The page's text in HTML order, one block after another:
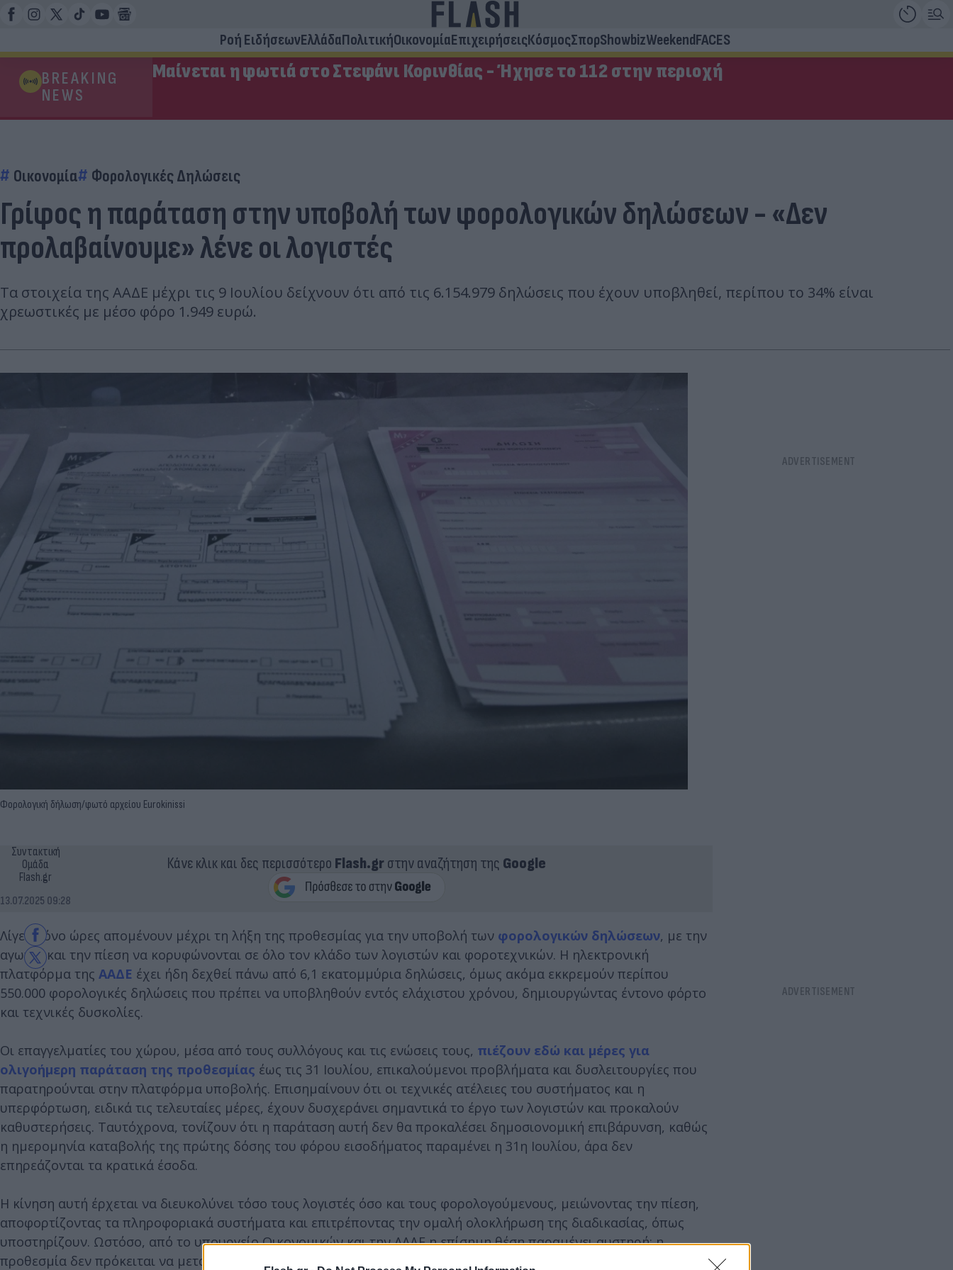
Ροή ΕιδήσεωνΕλλάδαΠολιτικήΟικονομίαΕπιχειρήσειςΚόσμοςΣπορShowbizWeekendFACES
BREAKING
NEWS
Μαίνεται η φωτιά στο Στεφάνι Κορινθίας - Ήχησε το 112 στην περιοχή
Οικονομία Φορολογικές Δηλώσεις
Γρίφος η παράταση στην υποβολή των φορολογικών δηλώσεων - «Δεν
προλαβαίνουμε» λένε οι λογιστές
Τα στοιχεία της ΑΑΔΕ μέχρι τις 9 Ιουλίου δείχνουν ότι από τις 6.154.979 δηλώσεις που έχουν υποβληθεί, περίπου το 34% είναι
χρεωστικές με μέσο φόρο 1.949 ευρώ.
Φορολογική δήλωση/φωτό αρχείου Eurokinissi
Συντακτική
Ομάδα
Flash.gr
13.07.2025 09:28
Κάνε κλικ και δες περισσότερο Flash.grστην αναζήτηση της Google
Λίγες μόνο ώρες απομένουν μέχρι τη λήξη της προθεσμίας για την υποβολή των φορολογικών δηλώσεων, με την
αγωνία και την πίεση να κορυφώνονται σε όλο τον κλάδο των λογιστών και φοροτεχνικών. Η ηλεκτρονική
πλατφόρμα της ΑΑΔΕ έχει ήδη δεχθεί πάνω από 6,1 εκατομμύρια δηλώσεις, όμως ακόμα εκκρεμούν περίπου
550.000 φορολογικές δηλώσεις που πρέπει να υποβληθούν εντός ελάχιστου χρόνου, δημιουργώντας έντονο φόρτο
και τεχνικές δυσκολίες.
Οι επαγγελματίες του χώρου, μέσα από τους συλλόγους και τις ενώσεις τους, πιέζουν εδώ και μέρες για
ολιγοήμερη παράταση της προθεσμίας έως τις 31 Ιουλίου, επικαλούμενοι προβλήματα και δυσλειτουργίες που
παρατηρούνται στην πλατφόρμα υποβολής. Επισημαίνουν ότι οι τεχνικές ατέλειες του συστήματος και η
υπερφόρτωση, ειδικά τις τελευταίες μέρες, έχουν δυσχεράνει σημαντικά το έργο των λογιστών και προκαλούν
καθυστερήσεις. Ταυτόχρονα, τονίζουν ότι η παράταση αυτή δεν θα προκαλέσει δημοσιονομική επιβάρυνση, καθώς
η ημερομηνία καταβολής της πρώτης δόσης του φόρου εισοδήματος παραμένει η 31η Ιουλίου, άρα δεν
επηρεάζονται τα κρατικά έσοδα.
Η κίνηση αυτή έρχεται να διευκολύνει τόσο τους λογιστές όσο και τους φορολογούμενους, μειώνοντας την πίεση,
αποφορτίζοντας τα πληροφοριακά συστήματα και επιτρέποντας την ομαλή ολοκλήρωση της διαδικασίας, όπως
υποστηρίζουν. Ωστόσο, από το υπουργείο Οικονομικών και την ΑΑΔΕ η επίσημη θέση παραμένει αυστηρή: η
προθεσμία δεν πρόκειται να μετατεθεί, καθώς έχει καθιερωθεί σταθερό και αμετάβλητο χρονοδιάγραμμα για τις